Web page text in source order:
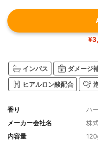
インバス ダメージ
ヒアルロン酸配合
香り
ハ
メーカー会社名
株
内容量